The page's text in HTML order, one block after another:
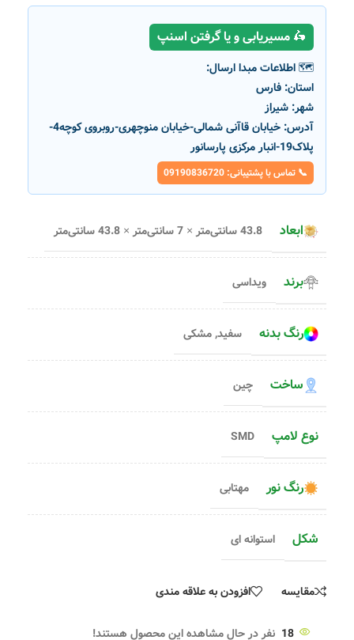
🛵 مسیریابی و یا گرفتن اسنپ
🗺️ اطلاعات مبدا ارسال:
استان: فارس
شهر: شیراز
آدرس:
خیابان قاآنی شمالی-خیابان منوچهری-روبروی کوچه4-
پلاک19-انبار مرکزی پارسانور
📞 تماس با پشتیبانی: 09190836720
ابعاد 43.8 سانتی‌متر × 7 سانتی‌متر × 43.8 سانتی‌متر
برند ویداسی
رنگ بدنه سفید,مشکی
ساخت چین
نوع لامپ SMD
رنگ نور مهتابی
شکل استوانه ای
مقایسه افزودن به علاقه مندی
18 نفر در حال مشاهده این محصول هستند!